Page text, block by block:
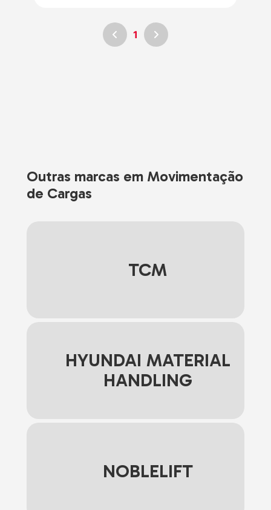
1
Outras marcas em Movimentação
de Cargas
TCM
HYUNDAI MATERIAL
HANDLING
NOBLELIFT